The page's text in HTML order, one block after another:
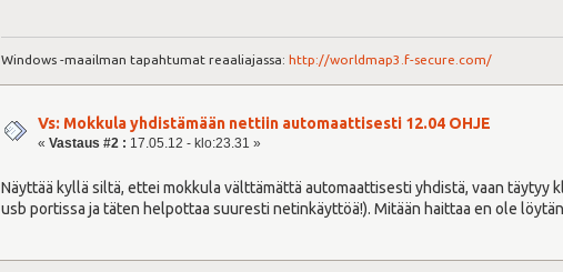
Windows -maailman tapahtumat reaaliajassa:http://worldmap3.f-secure.com/
Vs: Mokkula yhdistämään nettiin automaattisesti 12.04 OHJE
«Vastaus #2 : 17.05.12 - klo:23.31 »
Näyttää kyllä siltä, ettei mokkula välttämättä automaattisesti yhdistä, vaan
usb portissa ja täten helpottaa suuresti netinkäyttöä!). Mitään haittaa en ole